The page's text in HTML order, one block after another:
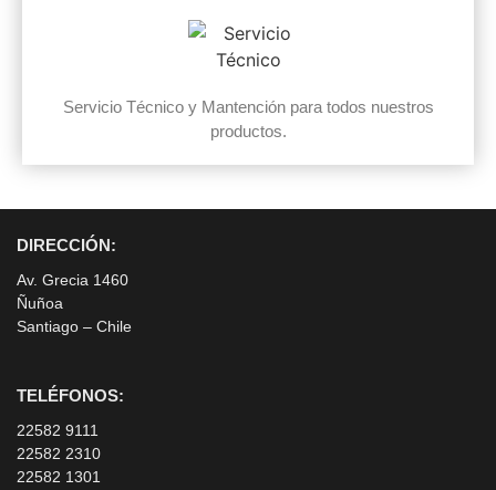
Servicio Técnico y Mantención para todos nuestros
productos.
DIRECCIÓN:
Av. Grecia 1460
Ñuñoa
Santiago – Chile
TELÉFONOS:
22582 9111
22582 2310
22582 1301